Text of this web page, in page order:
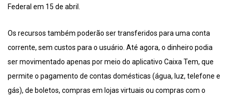
Federal em 15 de abril.
Os recursos também poderão ser transferidos para uma conta
corrente, sem custos para o usuário. Até agora, o dinheiro podia
ser movimentado apenas por meio do aplicativo Caixa Tem, que
permite o pagamento de contas domésticas (água, luz, telefone e
gás), de boletos, compras em lojas virtuais ou compras com o